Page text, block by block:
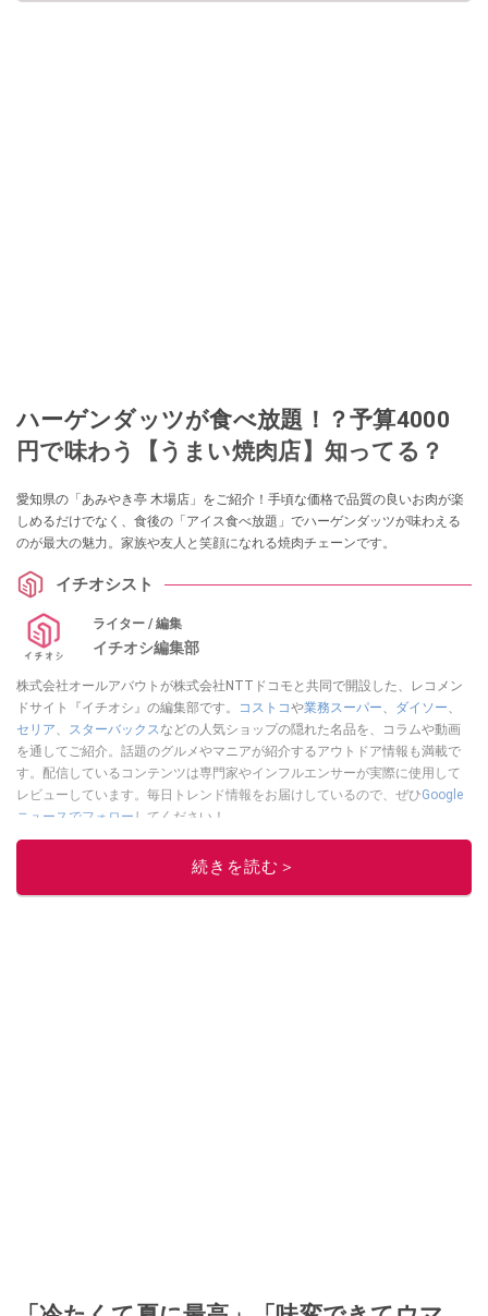
ハーゲンダッツが食べ放題！？予算4000
円で味わう【うまい焼肉店】知ってる？
愛知県の「あみやき亭 木場店」をご紹介！手頃な価格で品質の良いお肉が楽
しめるだけでなく、食後の「アイス食べ放題」でハーゲンダッツが味わえる
のが最大の魅力。家族や友人と笑顔になれる焼肉チェーンです。
イチオシスト
ライター / 編集
イチオシ編集部
株式会社オールアバウトが株式会社NTTドコモと共同で開設した、レコメン
ドサイト『イチオシ』の編集部です。
コストコや業務スーパー、 ダイソー、
セリア、 スターバックスなどの人気ショップの隠れた名品を、コラムや動画
を通してご紹介。話題のグルメやマニアが紹介するアウトドア情報も満載で
す。配信しているコンテンツは専門家やインフルエンサーが実際に使用して
レビューしています。毎日トレンド情報をお届けしているので、ぜひGoogle
ニュースでフォロー してください！
続きを読む＞